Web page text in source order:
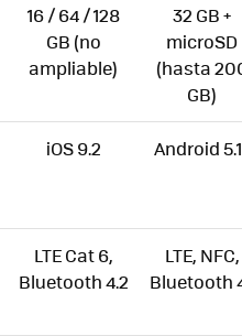
16 / 64 / 128
GB (no
ampliable)
32 GB +
microSD
(hasta
GB)
iOS 9.2 Android
LTE Cat 6,
Bluetooth 4.2
LTE, NFC,
Bluetooth